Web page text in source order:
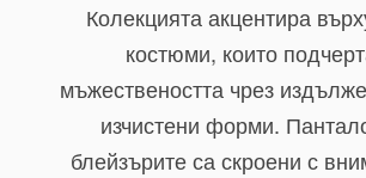
Колекцията акцентира
костюми, които
мъжествеността чрез
изчистени форми.
блейзърите са скроени с